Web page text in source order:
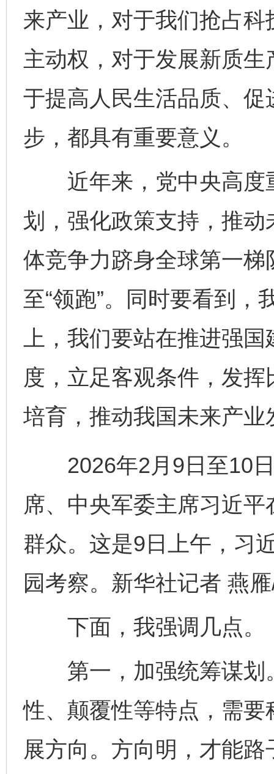
来产业，对于我们抢占
主动权，对于发展新质
于提高人民生活品质、
步，都具有重要意义。
近年来，党中央高度
划，强化政策支持，推
体竞争力跻身全球第一梯
至“领跑”。同时要看到
上，我们要站在推进强
度，立足客观条件，发
培育，推动我国未来产
2026年2月9日至10日
席、中央军委主席习近
群众。这是9日上午，习
园考察。新华社记者 燕
下面，我强调几点。
第一，加强统筹谋划
性、颠覆性等特点，需
展方向。方向明，才能